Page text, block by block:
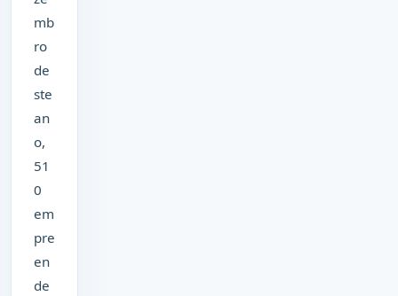
mb
ro
de
ste
an
o,
51
0
em
pre
en
de